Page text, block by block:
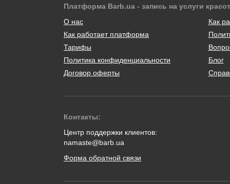
Платформа Barb.ua - запись на услуги
О нас
Как работает платформа
Тарифы
Политика конфиденциальности
Договор оферты
Как
Блог
Контакты:
Центр поддержки клиентов:
namaste@barb.ua
Форма обратной связи